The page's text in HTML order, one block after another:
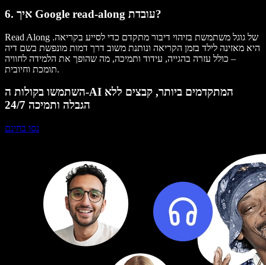
6. איך Google read-along עובדת?
Read Along של גוגל משתמשת בזיהוי דיבור מתקדם כדי לסייע בקריאה.
היא מאזינה לילד בזמן הקריאה ונותנת משוב דרך דמות מונפשת בשם דיה
– כולל עזרה בהגייה, עידוד ותמיכה, מה שהופך את הלמידה לחוויה
תומכת וחיובית.
השתמשו בקולות ה-AI המתקדמים ביותר, קבצים ללא
הגבלה ותמיכה 24/7
נסו בחינם